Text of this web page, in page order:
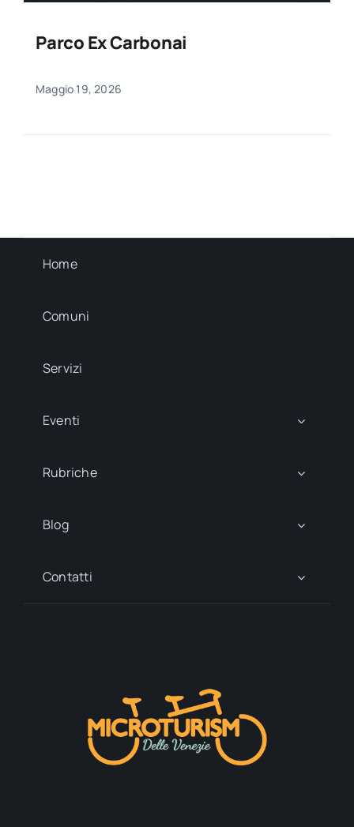
Parco Ex Carbonai
Maggio 19, 2026
Home
Comuni
Servizi
Eventi
Rubriche
Blog
Contatti